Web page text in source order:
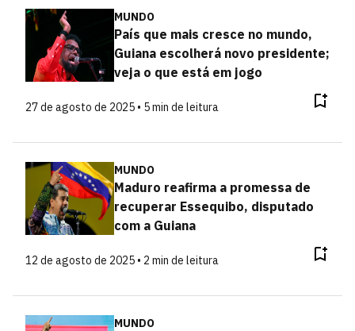
MUNDO
País que mais cresce no mundo,
Guiana escolherá novo presidente;
veja o que está em jogo
27 de agosto de 2025 • 5 min de leitura
MUNDO
Maduro reafirma a promessa de
recuperar Essequibo, disputado
com a Guiana
12 de agosto de 2025 • 2 min de leitura
MUNDO